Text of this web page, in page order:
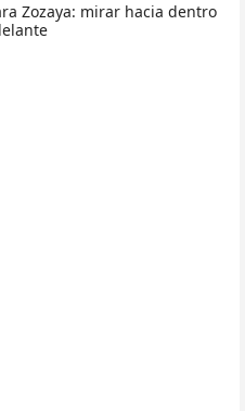
Zozaya: mirar hacia dentro